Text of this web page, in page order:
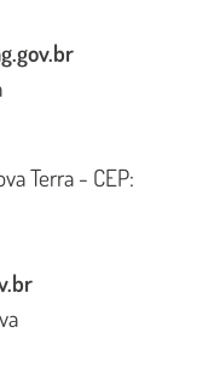
Terra - CEP: